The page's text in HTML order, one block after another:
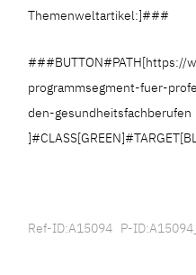
Themenweltartikel:]###
###BUTTON#PATH[https://
programmsegment-fuer-
den-gesundheitsfachberufen
Ref-ID:A15094 P-